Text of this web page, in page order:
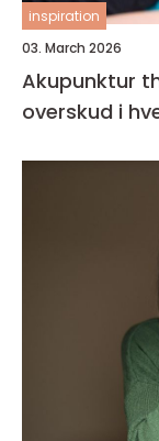
inspiration
03. March 2026
Akupunktur thisted en
overskud i